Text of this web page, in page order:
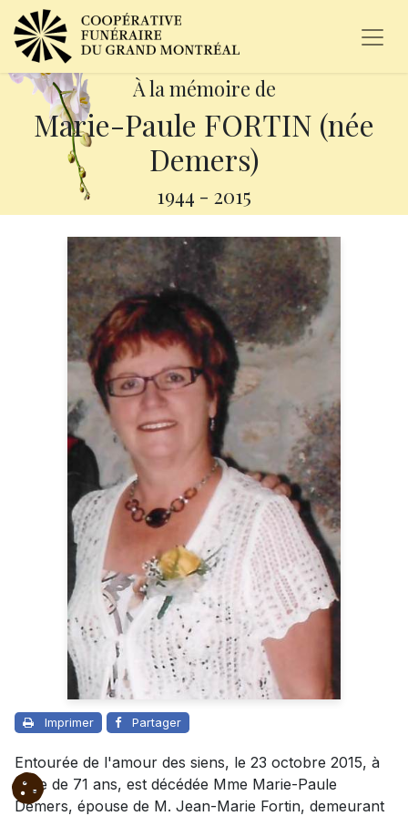
À la mémoire de
Marie-Paule FORTIN (née
Demers)
1944 - 2015
Imprimer Partager
Entourée de l'amour des siens, le 23 octobre 2015, à
l'âge de 71 ans, est décédée Mme Marie-Paule
Demers, épouse de M. Jean-Marie Fortin, demeurant